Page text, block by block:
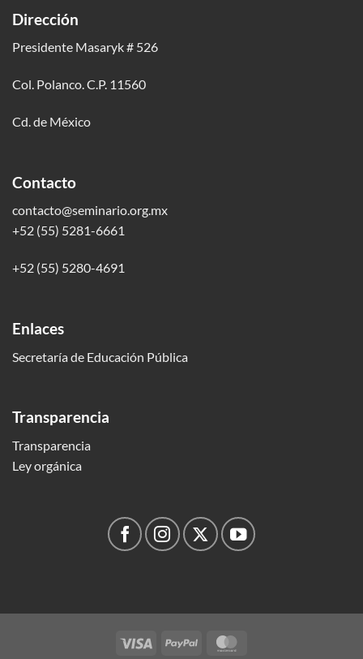
Dirección
Presidente Masaryk # 526
Col. Polanco. C.P. 11560
Cd. de México
Contacto
contacto@seminario.org.mx
+52 (55) 5281-6661
+52 (55) 5280-4691
Enlaces
Secretaría de Educación Pública
Transparencia
Transparencia
Ley orgánica